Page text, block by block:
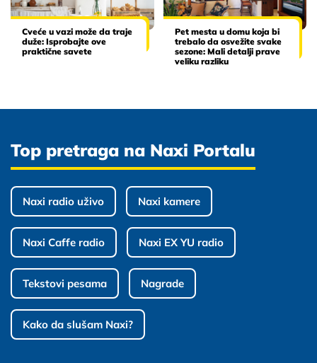
Cveće u vazi može da traje
duže: Isprobajte ove
praktične savete
Pet mesta u domu koja bi
trebalo da osvežite svake
sezone: Mali detalji prave
veliku razliku
Top pretraga na Naxi Portalu
Naxi radio uživo Naxi kamere
Naxi Caffe radio Naxi EX YU radio
Tekstovi pesama Nagrade
Kako da slušam Naxi?